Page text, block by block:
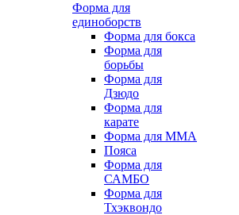
Форма для
единоборств
Форма для бокса
Форма для
борьбы
Форма для
Дзюдо
Форма для
карате
Форма для MMA
Пояса
Форма для
САМБО
Форма для
Тхэквондо